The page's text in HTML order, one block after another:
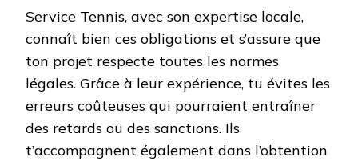
Service Tennis, avec son expertise locale,
connaît bien ces obligations et s’assure que
ton projet respecte toutes les normes
légales. Grâce à leur expérience, tu évites les
erreurs coûteuses qui pourraient entraîner
des retards ou des sanctions. Ils
t’accompagnent également dans l’obtention